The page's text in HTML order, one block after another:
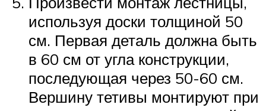
используя доски толщиной 50
см. Первая деталь должна быть
в 60 см от угла конструкции,
последующая через 50-60 см.
Вершину тетивы монтируют при